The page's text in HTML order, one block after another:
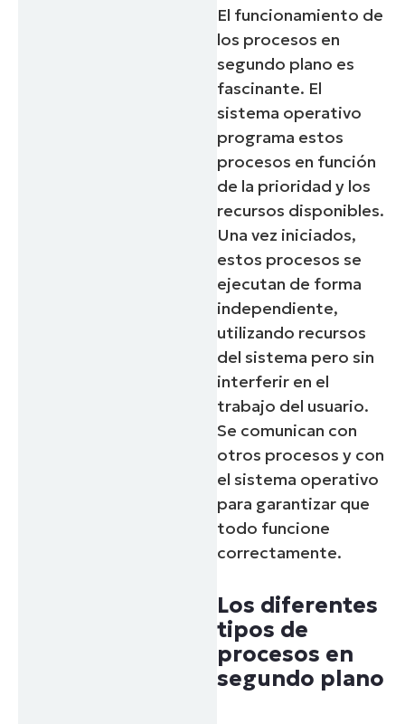
El funcionamiento de
los procesos en
segundo plano es
fascinante. El
sistema operativo
programa estos
procesos en función
de la prioridad y los
recursos disponibles.
Una vez iniciados,
estos procesos se
ejecutan de forma
independiente,
utilizando recursos
del sistema pero sin
interferir en el
trabajo del usuario.
Se comunican con
otros procesos y con
el sistema operativo
para garantizar que
todo funcione
correctamente.
Los diferentes
tipos de
procesos en
segundo plano